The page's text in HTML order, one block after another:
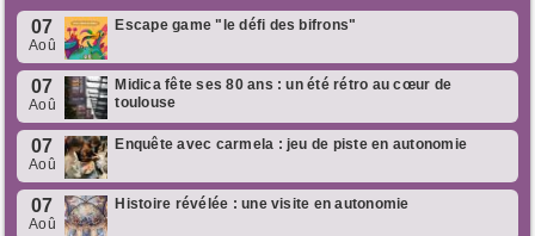
07
Aoû
Escape game "le défi des bifrons"
07
Aoû
Midica fête ses 80 ans : un été rétro au cœur de
toulouse
07
Aoû
Enquête avec carmela : jeu de piste en autonomie
07
Aoû
Histoire révélée : une visite en autonomie